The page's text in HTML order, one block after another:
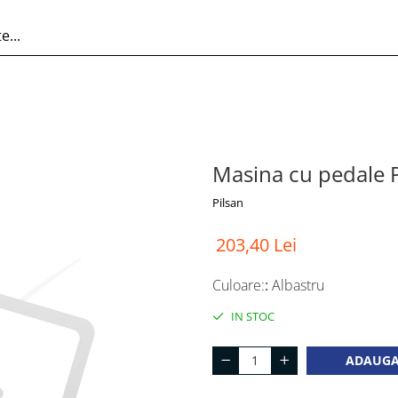
Masina cu pedale
Pilsan
203,40 Lei
Culoare:: Albastru
IN STOC